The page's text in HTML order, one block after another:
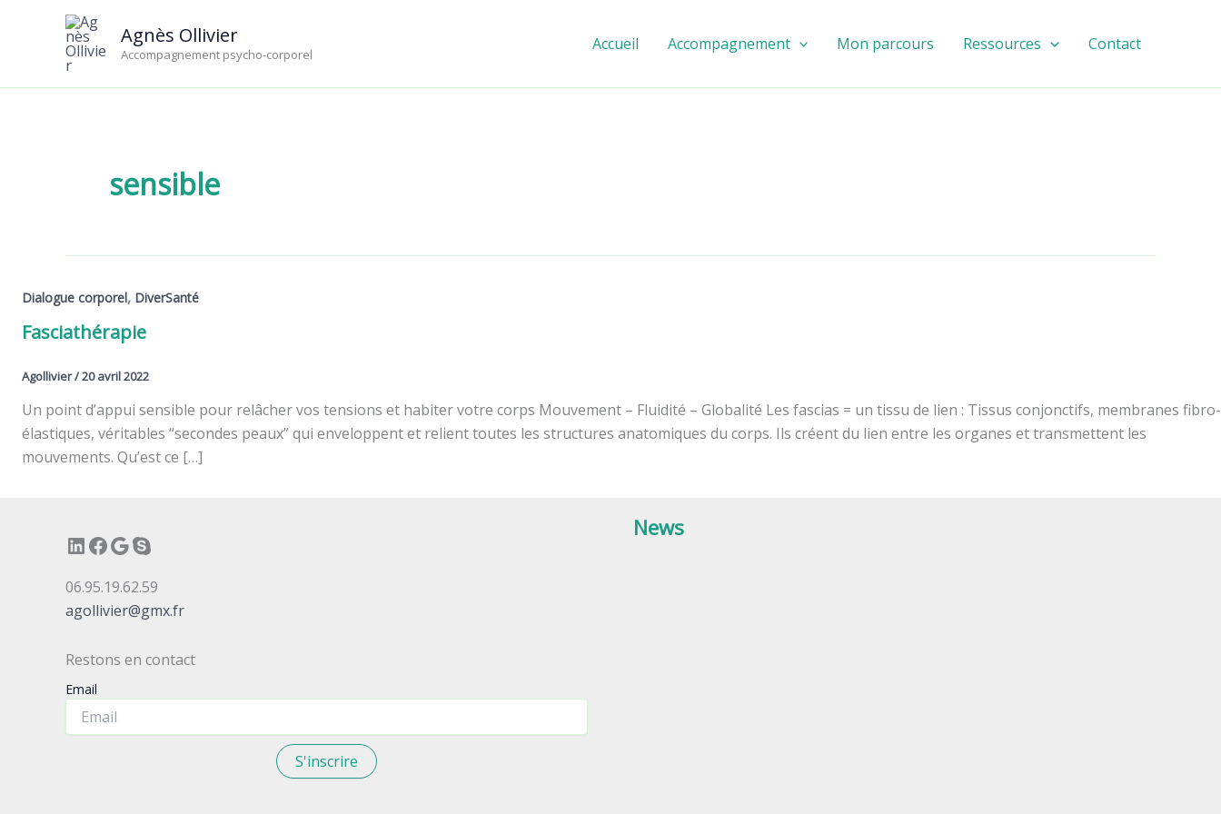
Agnès Ollivier
Accompagnement psycho-corporel
Accueil Accompagnement Mon parcours Ressources Contact
sensible
Dialogue corporel, DiverSanté
Fasciathérapie
Agollivier/20 avril 2022
Un point d’appui sensible pour relâcher vos tensions et habiter votre corps Mouvement – Fluidité – Globalité Les fascias = un tissu de lien : Tissus conjonctifs, membranes fibro-
élastiques, véritables “secondes peaux” qui enveloppent et relient toutes les structures anatomiques du corps. Ils créent du lien entre les organes et transmettent les
mouvements. Qu’est ce […]
LinkedIn
Facebook
Google
Skype
06.95.19.62.59
agollivier@gmx.fr
Restons en contact
Email
S'inscrire
News